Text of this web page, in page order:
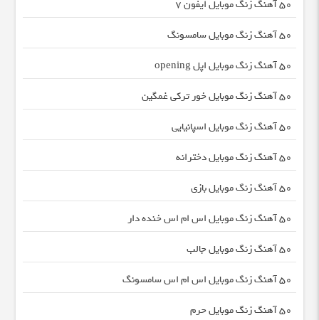
50 آهنگ زنگ موبایل ایفون 7
50 آهنگ زنگ موبایل سامسونگ
50 آهنگ زنگ موبایل اپل opening
50 آهنگ زنگ موبایل خور ترکی غمگین
50 آهنگ زنگ موبایل اسپانیایی
50 آهنگ زنگ موبایل دخترانه
50 آهنگ زنگ موبایل بازی
50 آهنگ زنگ موبایل اس ام اس خنده دار
50 آهنگ زنگ موبایل جالب
50 آهنگ زنگ موبایل اس ام اس سامسونگ
50 آهنگ زنگ موبایل حرم